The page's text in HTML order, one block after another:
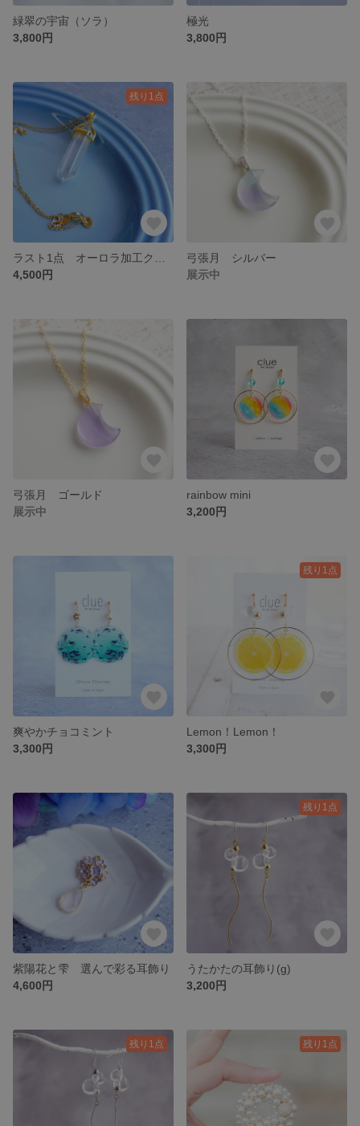
緑翠の宇宙（ソラ）
3,800円
極光
3,800円
残り1点
4,500円
弓張月 シルバー
展示中
弓張月 ゴールド
展示中
rainbow mini
3,200円
爽やかチョコミント
3,300円
残り1点
Lemon！Lemon！
3,300円
紫陽花と雫 選んで彩る耳飾り
4,600円
残り1点
うたかたの耳飾り(g)
3,200円
残り1点 残り1点